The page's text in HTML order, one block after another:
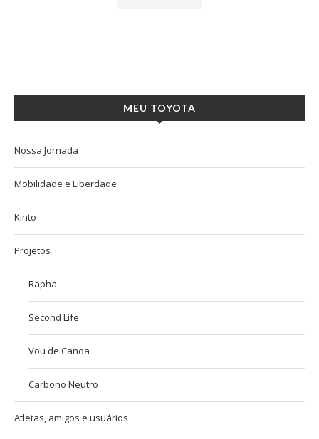
MEU TOYOTA
Nossa Jornada
Mobilidade e Liberdade
Kinto
Projetos
Rapha
Second Life
Vou de Canoa
Carbono Neutro
Atletas, amigos e usuários